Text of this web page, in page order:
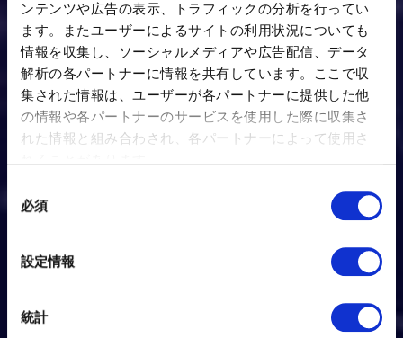
ンテンツや広告の表示、トラフィックの分析を行ってい
ます。またユーザーによるサイトの利用状況についても
情報を収集し、ソーシャルメディアや広告配信、データ
解析の各パートナーに情報を共有しています。ここで収
集された情報は、ユーザーが各パートナーに提供した他
の情報や各パートナーのサービスを使用した際に収集さ
れた情報と組み合わされ、各パートナーによって使用さ
必須
設定情報
統計